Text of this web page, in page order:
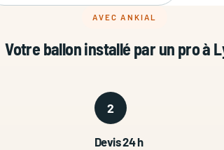
AVEC ANKIAL
Votre ballon installé par un pro à
2
Devis 24 h